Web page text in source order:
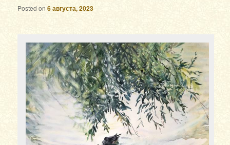
Posted on6 августа, 2023